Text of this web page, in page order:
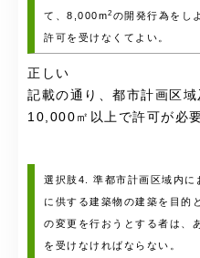
て、8,000m2 の開発行為をし
許可を受けなくてよい。
正しい
記載の通り、都市計画区域
10,000㎡以上で許可が必
選択肢4. 準都市計画区域内に
に供する建築物の建築を目的
の変更を行おうとする者は、
を受けなければならない。